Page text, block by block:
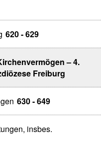
620 - 629
– 4.
Freiburg
630 - 649
insbes.